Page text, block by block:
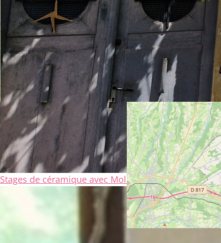
Stages de céramique avec Mollie Brotherton